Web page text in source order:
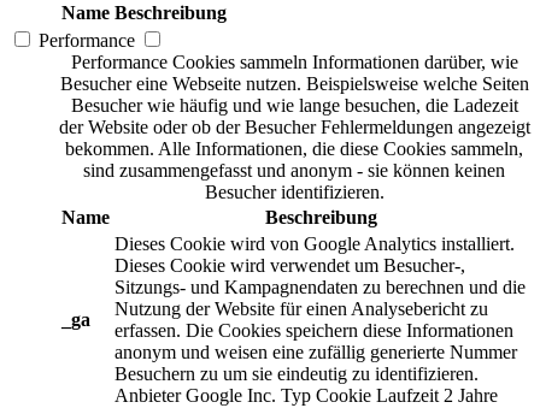
Name Beschreibung
Performance
Performance Cookies sammeln Informationen darüber, wie
Besucher eine Webseite nutzen. Beispielsweise welche Seiten
Besucher wie häufig und wie lange besuchen, die Ladezeit
der Website oder ob der Besucher Fehlermeldungen angezeigt
bekommen. Alle Informationen, die diese Cookies sammeln,
sind zusammengefasst und anonym - sie können keinen
Besucher identifizieren.
Name
Beschreibung
_ga
Dieses Cookie wird von Google Analytics installiert.
Dieses Cookie wird verwendet um Besucher-,
Sitzungs- und Kampagnendaten zu berechnen und die
Nutzung der Website für einen Analysebericht zu
erfassen. Die Cookies speichern diese Informationen
anonym und weisen eine zufällig generierte Nummer
Besuchern zu um sie eindeutig zu identifizieren.
Anbieter Google Inc. Typ Cookie Laufzeit 2 Jahre